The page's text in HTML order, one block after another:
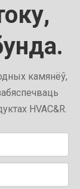
камянёў,
HVAC&R.